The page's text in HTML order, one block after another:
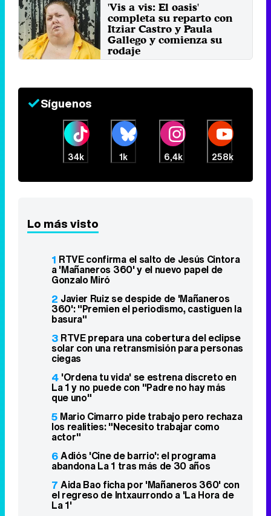
'Vis a vis: El oasis'
completa su reparto con
Itziar Castro y Paula
Gallego y comienza su
rodaje
Lunes 21 Octubre 2019 11:38
Síguenos
34k 1k 6,4k 258k
Lo más visto
1 RTVE confirma el salto de Jesús Cintora
a 'Mañaneros 360' y el nuevo papel de
Gonzalo Miró
2 Javier Ruiz se despide de 'Mañaneros
360': "Premien el periodismo, castiguen la
basura"
3 RTVE prepara una cobertura del eclipse
solar con una retransmisión para personas
ciegas
4 'Ordena tu vida' se estrena discreto en
La 1 y no puede con "Padre no hay más
que uno"
5 Mario Cimarro pide trabajo pero rechaza
los realities: "Necesito trabajar como
actor"
6Adiós 'Cine de barrio': el programa
abandona La 1 tras más de 30 años
7 Aida Bao ficha por 'Mañaneros 360' con
el regreso de Intxaurrondo a 'La Hora de
La 1'